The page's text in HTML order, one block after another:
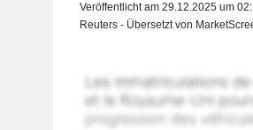
Veröffentlicht am 29.12.2025 um
Reuters - Übersetzt von